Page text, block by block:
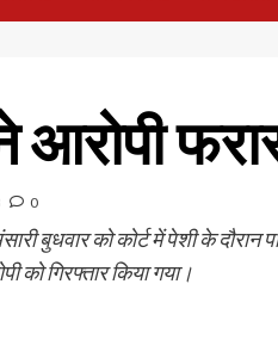
आरोपी
0
बुधवार को कोर्ट में पेशी के दौरान
को गिरफ्तार किया गया।